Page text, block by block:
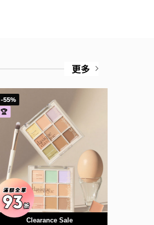
更多
-55%
🏆
Clearance Sale